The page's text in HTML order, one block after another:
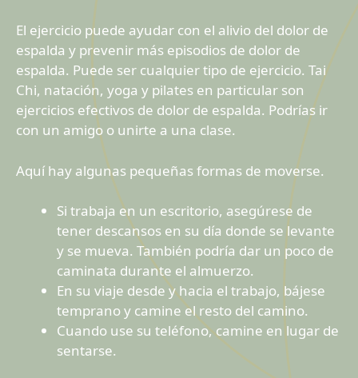
El ejercicio puede ayudar con el alivio del dolor de
espalda y prevenir más episodios de dolor de
espalda. Puede ser cualquier tipo de ejercicio. Tai
Chi, natación, yoga y pilates en particular son
ejercicios efectivos de dolor de espalda. Podrías ir
con un amigo o unirte a una clase.
Aquí hay algunas pequeñas formas de moverse.
Si trabaja en un escritorio, asegúrese de
tener descansos en su día donde se levante
y se mueva. También podría dar un poco de
caminata durante el almuerzo.
En su viaje desde y hacia el trabajo, bájese
temprano y camine el resto del camino.
Cuando use su teléfono, camine en lugar de
sentarse.